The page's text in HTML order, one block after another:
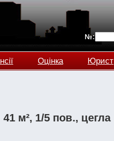
№:
Оцінка Юрист
м², 1/5 пов., цегла